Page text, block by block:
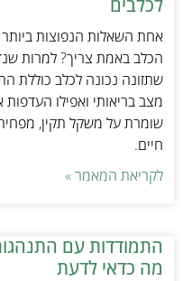
אחת השאלות הנפוצות
הכלב באמת צריך? למרות
שתזונה נכונה לכלב כוללת
מצב בריאותי ואפילו
שומרת על משקל תקין,
חיים.
לקריאת המאמר »
התמודדות עם
מה כדאי לדעת